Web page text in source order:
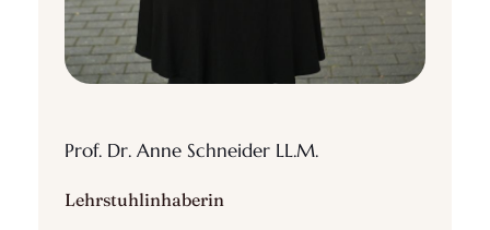
Prof. Dr. Anne Schneider LL.M.
Lehrstuhlinhaberin